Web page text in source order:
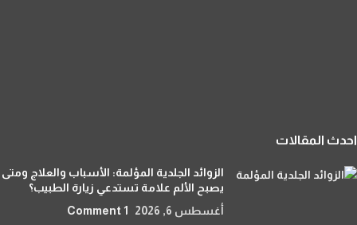
احدث المقالات
الزوائد الجلدية المؤلمة: الأسباب والعلاج ومتى
يصبح الألم علامة تستدعي زيارة الطبيب؟
أغسطس 6, 2026
1 Comment